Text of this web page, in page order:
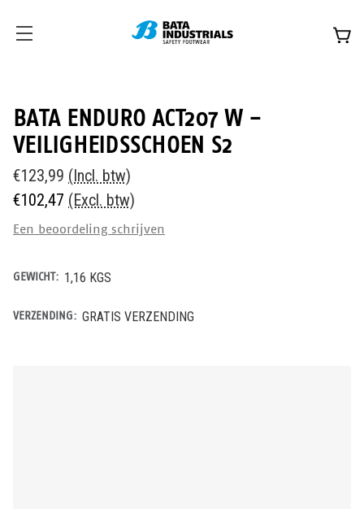
BATA ENDURO ACT207 W -
VEILIGHEIDSSCHOEN S2
€123,99 (Incl. btw)
€102,47 (Excl. btw)
Een beoordeling schrijven
GEWICHT: 1,16 KGS
VERZENDING: GRATIS VERZENDING